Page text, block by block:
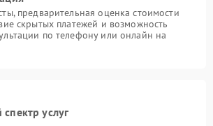
предварительная оценка стоимости
скрытых платежей и возможность
по телефону или онлайн на
услуг